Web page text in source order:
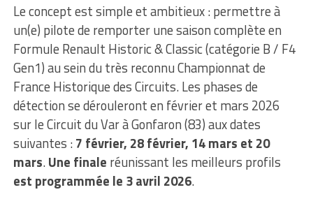
Le concept est simple et ambitieux : permettre à
un(e) pilote de remporter une saison complète en
Formule Renault Historic & Classic (catégorie B / F4
Gen1) au sein du très reconnu Championnat de
France Historique des Circuits. Les phases de
détection se dérouleront en février et mars 2026
sur le Circuit du Var à Gonfaron (83) aux dates
suivantes :7 février, 28 février, 14 mars et 20
mars.Une finale réunissant les meilleurs profils
est programmée le 3 avril 2026.